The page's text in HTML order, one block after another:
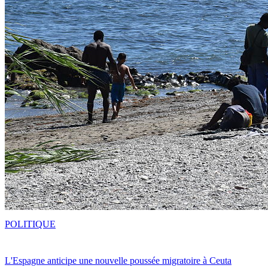
L'Espagne anticipe une nouvelle poussée migratoire à Ceuta
POLITIQUE